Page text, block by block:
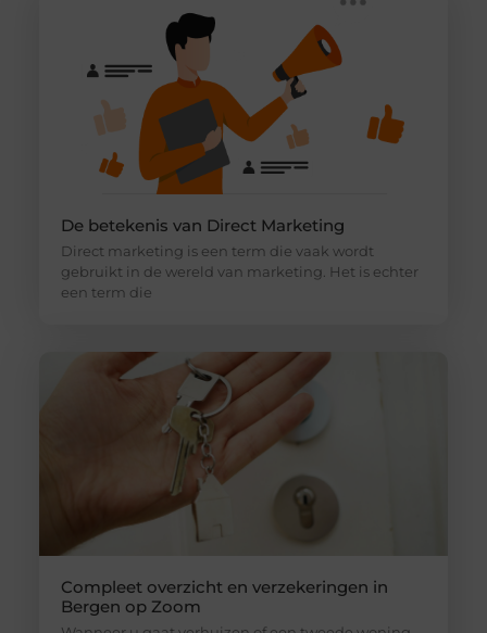
De betekenis van Direct Marketing
Direct marketing is een term die vaak wordt
gebruikt in de wereld van marketing. Het is echter
een term die
Compleet overzicht en verzekeringen in
Bergen op Zoom